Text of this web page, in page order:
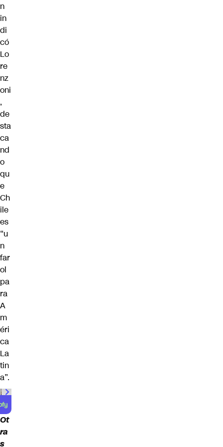
n
in
di
có
Lo
re
nz
oni
,
de
sta
ca
nd
o
qu
e
Ch
ile
es
“u
n
far
ol
pa
ra
A
m
éri
ca
La
tin
a”.
Ot
ra
s